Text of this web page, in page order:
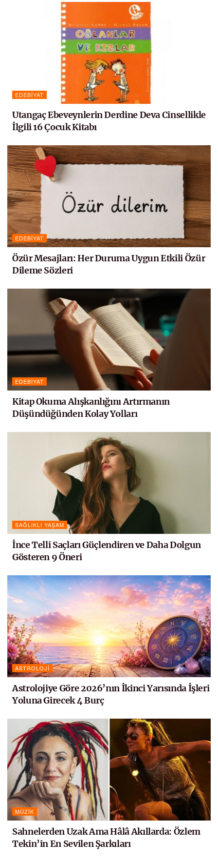
EDEBIYAT
Utangaç Ebeveynlerin Derdine Deva Cinsellikle
İlgili 16 Çocuk Kitabı
EDEBIYAT
Özür Mesajları: Her Duruma Uygun Etkili Özür
Dileme Sözleri
EDEBIYAT
Kitap Okuma Alışkanlığını Artırmanın
Düşündüğünden Kolay Yolları
SAĞLIKLI YAŞAM
İnce Telli Saçları Güçlendiren ve Daha Dolgun
Gösteren 9 Öneri
ASTROLOJI
Astrolojiye Göre 2026’nın İkinci Yarısında İşleri
Yoluna Girecek 4 Burç
MÜZIK
Sahnelerden Uzak Ama Hâlâ Akıllarda: Özlem
Tekin’in En Sevilen Şarkıları